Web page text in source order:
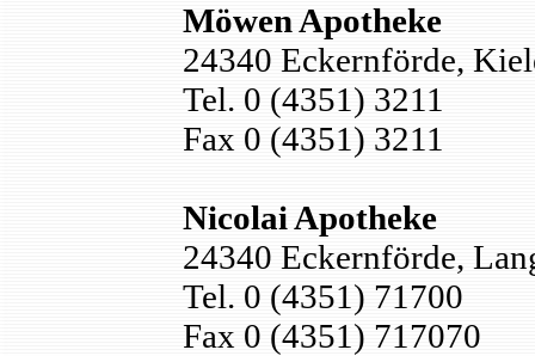
Möwen Apotheke
24340 Eckernförde,
Tel. 0 (4351) 3211
Fax 0 (4351) 3211
Nicolai Apotheke
24340 Eckernförde,
Tel. 0 (4351) 71700
Fax 0 (4351) 717070